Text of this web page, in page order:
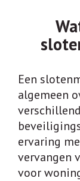
Een
algemeen
ervaring
vervangen
voor